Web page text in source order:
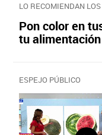
LO RECOMIENDAN
Pon color en
tu alimentación
ESPEJO PÚBLICO